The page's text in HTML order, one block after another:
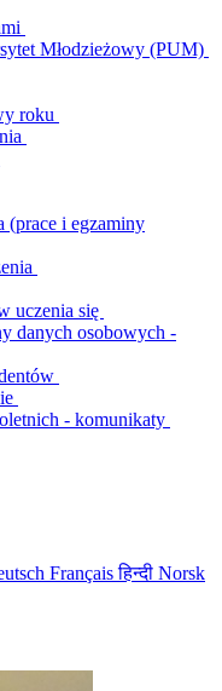
Młodzieżowy (PUM)
roku
(prace i egzaminy
uczenia się
danych osobowych -
- komunikaty
Françaisहिन्दी Norsk